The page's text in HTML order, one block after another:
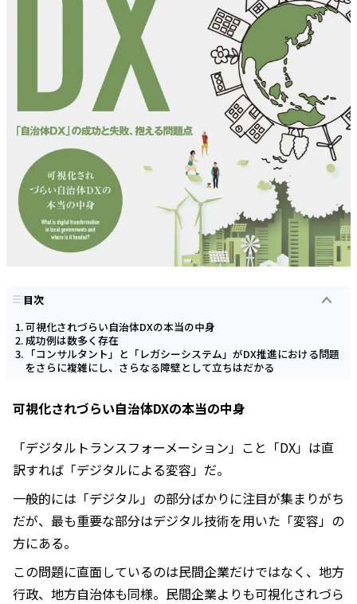
目次
可視化されづらい自治体DXの本当の中身
成功例は数多く存在
「コンサルタント」と「レガシーシステム」がDX推進における問題
をさらに複雑にし、さらなる障壁として立ちはだかる
可視化されづらい自治体DXの本当の中身
「デジタルトランスフォーメーション」こと「DX」は直
訳すれば「デジタルによる変容」だ。
一般的には「デジタル」の部分ばかりに注目が集まりがち
だが、最も重要な部分はデジタル技術を用いた「変容」の
方にある。
この問題に直面しているのは民間企業だけではなく、地方
行政、地方自治体も同様。民間企業よりも可視化されづら